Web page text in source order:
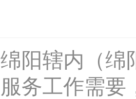
阳辖内（绵
务工作需要